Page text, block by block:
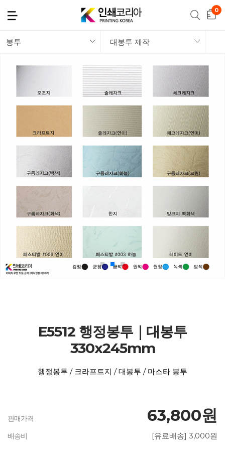
봉투 대봉투 제작
E5512 행정봉투｜대봉투
330x245mm
행정봉투 / 크라프트지 / 대봉투 / 마스타 봉투
판매가격 63,800원
배송비 [유료배송] 3,000원